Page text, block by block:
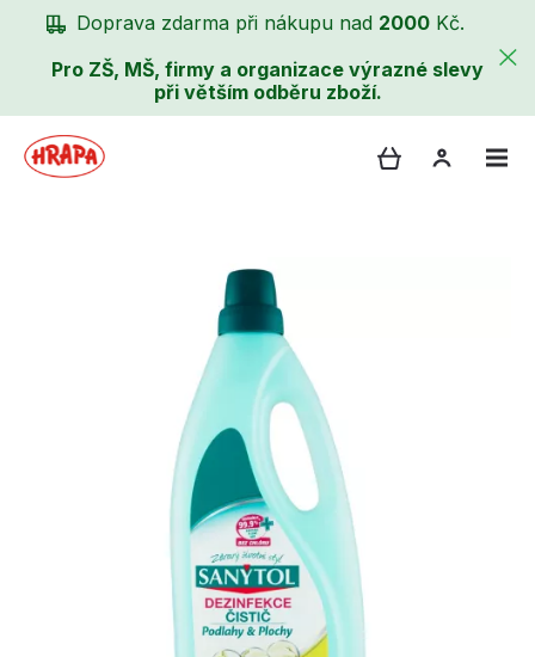
Doprava zdarma při nákupu nad 2000 Kč.
Pro ZŠ, MŠ, firmy a organizace výrazné slevy
při větším odběru zboží.